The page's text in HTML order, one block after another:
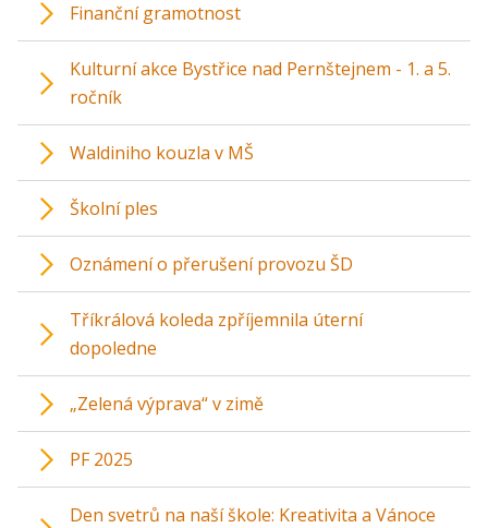
Finanční gramotnost
Kulturní akce Bystřice nad Pernštejnem - 1. a 5.
ročník
Waldiniho kouzla v MŠ
Školní ples
Oznámení o přerušení provozu ŠD
Tříkrálová koleda zpříjemnila úterní
dopoledne
„Zelená výprava“ v zimě
PF 2025
Den svetrů na naší škole: Kreativita a Vánoce